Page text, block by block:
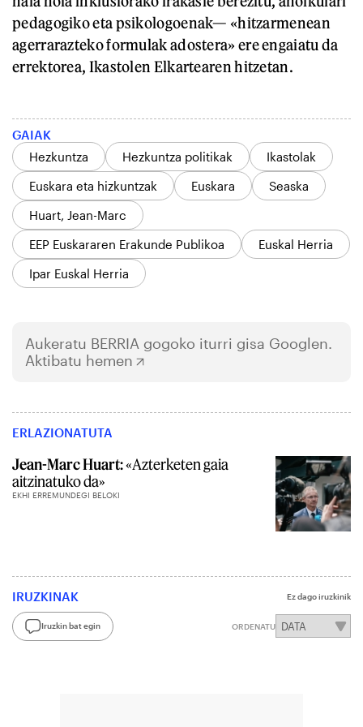
pedagogiko eta psikologoenak— «hitzarmenean
agerrarazteko formulak adostera» ere engaiatu da
errektorea, Ikastolen Elkartearen hitzetan.
GAIAK
Hezkuntza
Hezkuntza politikak
Ikastolak
Euskara eta hizkuntzak
Euskara
Seaska
Huart, Jean-Marc
EEP Euskararen Erakunde Publikoa
Euskal Herria
Ipar Euskal Herria
Aukeratu BERRIA gogoko iturri gisa Googlen.
Aktibatu hemen
ERLAZIONATUTA
Jean-Marc Huart:«Azterketen gaia
aitzinatuko da»
EKHI ERREMUNDEGI BELOKI
IRUZKINAK Ez dago iruzkinik
Iruzkin bat egin ORDENATU